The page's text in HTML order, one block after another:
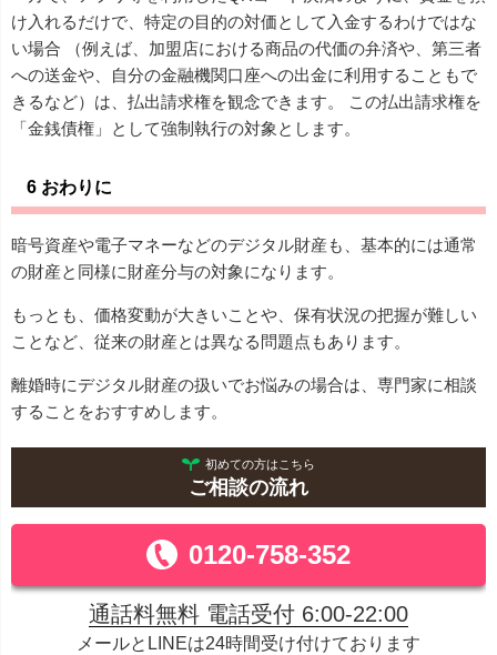
け入れるだけで、特定の目的の対価として入金するわけではな
い場合 （例えば、加盟店における商品の代価の弁済や、第三者
への送金や、自分の金融機関口座への出金に利用することもで
きるなど）は、払出請求権を観念できます。 この払出請求権を
「金銭債権」として強制執行の対象とします。
6 おわりに
暗号資産や電子マネーなどのデジタル財産も、基本的には通常
の財産と同様に財産分与の対象になります。
もっとも、価格変動が大きいことや、保有状況の把握が難しい
ことなど、従来の財産とは異なる問題点もあります。
離婚時にデジタル財産の扱いでお悩みの場合は、専門家に相談
することをおすすめします。
初めての方はこちら
ご相談の流れ
0120-758-352
通話料無料 電話受付 6:00-22:00
メールとLINEは24時間受け付けております